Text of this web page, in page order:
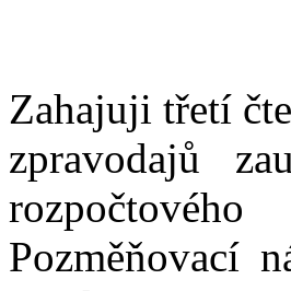
Zahajuji třetí
zpravodajů
Pozměňovací